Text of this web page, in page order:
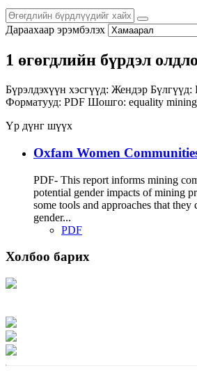
Дараахаар эрэмбэлэх
1 өгөгдлийн бүрдэл
Бүрэлдэхүүн хэсгүүд: Жендэр Бүлгүүд:
Форматууд: PDF Шошго: equality mining
Үр дүнг шүүх
Oxfam Women
PDF- This report informs mining
potential gender impacts of mining
some tools and approaches that they
gender...
PDF
Холбоо барих